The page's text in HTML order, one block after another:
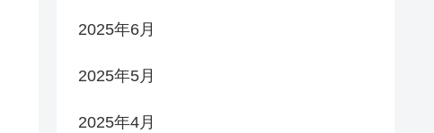
2025年6月
2025年5月
2025年4月